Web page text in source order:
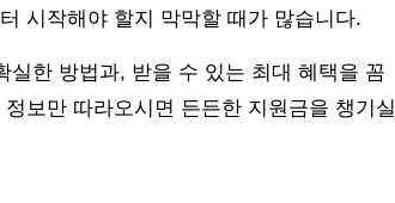
시작해야 할지 막막할 때가 많습니다.
한 방법과, 받을 수 있는 최대 혜택을 꼼
보만 따라오시면 든든한 지원금을 챙기실